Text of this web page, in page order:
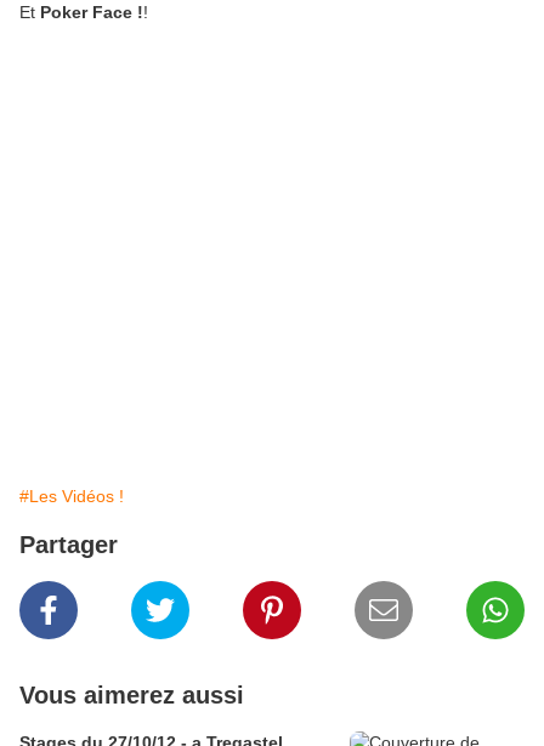
Et Poker Face !!
#Les Vidéos !
Partager
Vous aimerez aussi